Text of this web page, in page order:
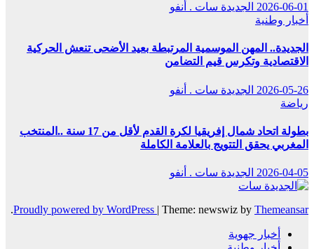
2026-06-01 الجديدة سات . أنفو
أخبار وطنية
الجديدة.. المهن الموسمية المرتبطة بعيد الأضحى تنعش الحركية
الاقتصادية وتكرس قيم التضامن
2026-05-26 الجديدة سات . أنفو
رياضة
بطولة اتحاد شمال إفريقيا لكرة القدم لأقل من 17 سنة ..المنتخب
المغربي يحقق التتويج بالعلامة الكاملة
2026-04-05 الجديدة سات . أنفو
Proudly powered by WordPress | Theme: newswiz by Themeansar
.
أخبار جهوية